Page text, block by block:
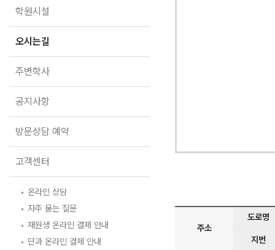
주변학사
공지사항
방문상담 예약
고객센터
재원생 온라인 결제 안내
단과 온라인 결제 안내
마이페이지 안내
학원시설
오시는길
주변학사
공지사항
방문상담 예약
고객센터
온라인 상담
자주 묻는 질문
재원생 온라인 결제 안내
단과 온라인 결제 안내
주소
도로명
지번